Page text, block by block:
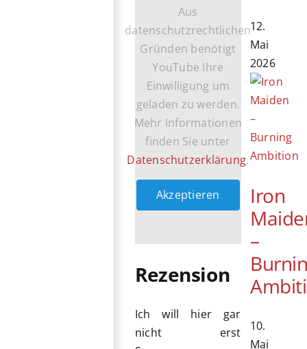
Aus
datenschutzrechtlichen
Gründen benötigt
YouTube Ihre
Einwilligung um
geladen zu werden.
Mehr Informationen
finden Sie unter
Datenschutzerklärung.
Akzeptieren
Rezension
Ich will hier gar
nicht erst
12.
Mai
2026
Iron
–
10.
Mai